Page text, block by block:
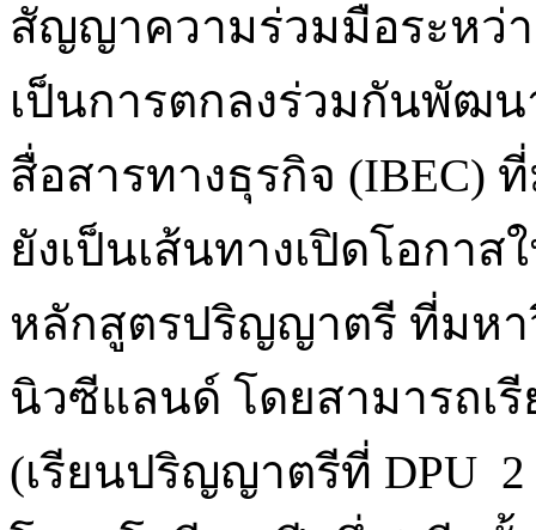
สัญญาความร่วมมือระหว่
เป็นการตกลงร่วมกันพัฒ
สื่อสารทางธุรกิจ
ยังเป็นเส้นทางเปิดโอกา
หลักสูตรปริญญาตรี ที่มหา
นิวซีแลนด์ โดยสามารถเ
(เรียนปริญญาตรีที่ DPU